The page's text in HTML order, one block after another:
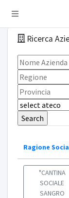
Ricerca
Ragione
"CANTINA
SOCIALE
SANGRO